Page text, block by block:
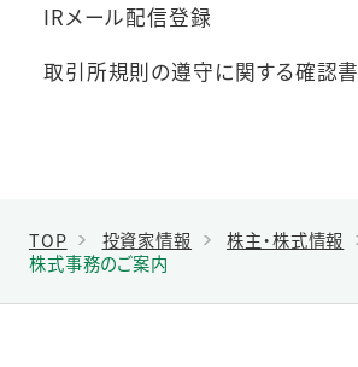
IRメール配信登録
取引所規則の遵守に関する確認書
TOP 投資家情報
株主・株式情報
株式事務のご案内